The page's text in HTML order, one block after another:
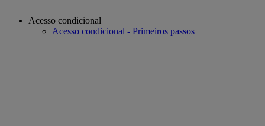
Acesso condicional
Acesso condicional - Primeiros passos